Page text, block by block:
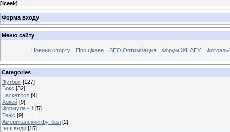
[Iceek]
Форма входу
Меню сайту
Новини спорту Про цікаве SEO Оптимізация Форум ЖНАЕУ
Categories
Футбол [127]
Бокс [32]
Баскетбол [9]
Хокей [9]
Формула - 1 [5]
Теніс [9]
Американский футбол [2]
Інші види [15]